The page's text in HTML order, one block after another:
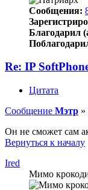
Сообщения:
Благодарил
Re: IP
Цитата
Сообщение Мэтр »
Он не сможет сам
Вернуться к началу
Ired
Мимо